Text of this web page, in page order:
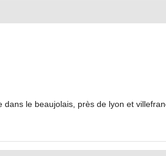
le beaujolais, près de lyon et